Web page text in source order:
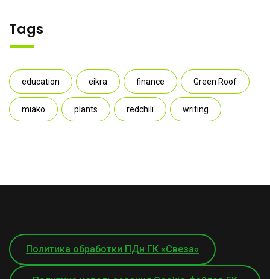
Tags
education eikra finance Green Roof
miako plants redchili writing
Политика обработки ПДн ГК «Свеза»